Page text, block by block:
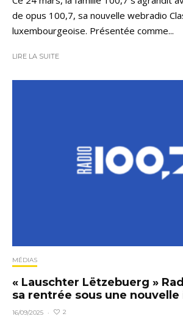
de opus 100,7, sa nouvelle webradio
luxembourgeoise. Présentée comme...
LIRE LA SUITE
MÉDIAS
« Lauschter Lëtzebuerg »
sa rentrée sous une
16/09/2025 · 2